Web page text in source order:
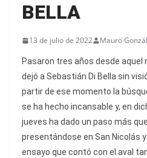
BELLA
13 de julio de 2022 Mauro
Pasaron tres años desde
dejó a Sebastián Di Bella sin
partir de ese momento la
se ha hecho incansable y, en
jueves ha dado un paso más
presentándose en San Nicolás
ensayo que contó con el aval